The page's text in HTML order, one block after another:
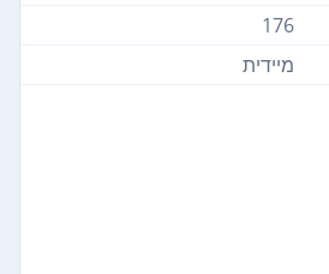
176
מיידית